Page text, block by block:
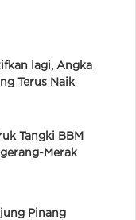
lagi, Angka
Terus Naik
Tangki BBM
Merak
Pinang